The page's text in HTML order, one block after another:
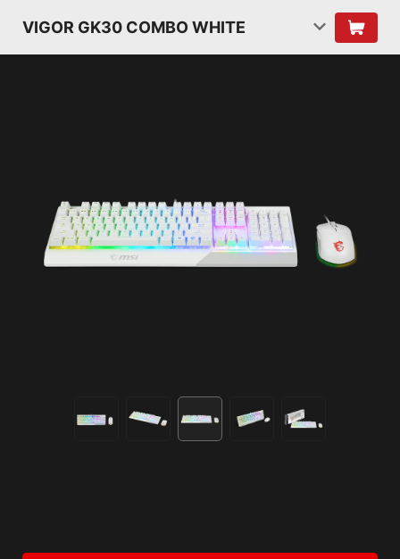
VIGOR GK30 COMBO WHITE